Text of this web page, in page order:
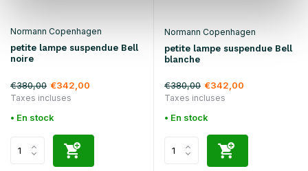
Normann Copenhagen
petite lampe suspendue Bell
noire
€380,00 €342,00
Taxes incluses
• En stock
Normann Copenhagen
petite lampe suspendue Bell
blanche
€380,00 €342,00
Taxes incluses
• En stock